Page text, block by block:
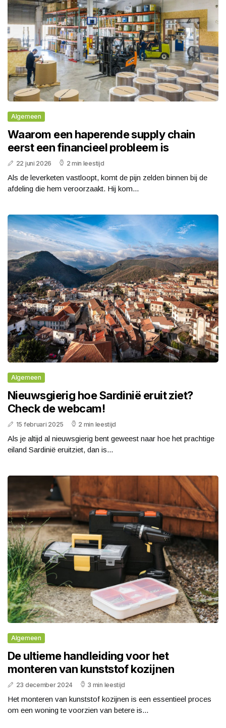
Algemeen
Waarom een haperende supply chain
eerst een financieel probleem is
22 juni 2026 2 min leestijd
Als de leverketen vastloopt, komt de pijn zelden binnen bij de
afdeling die hem veroorzaakt. Hij kom...
Algemeen
Nieuwsgierig hoe Sardinië eruit ziet?
Check de webcam!
15 februari 2025 2 min leestijd
Als je altijd al nieuwsgierig bent geweest naar hoe het prachtige
eiland Sardinië eruitziet, dan is...
Algemeen
De ultieme handleiding voor het
monteren van kunststof kozijnen
23 december 2024 3 min leestijd
Het monteren van kunststof kozijnen is een essentieel proces
om een woning te voorzien van betere is...